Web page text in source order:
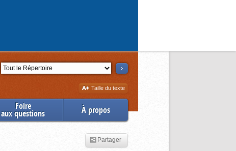
Section
Augmenter
la
Taille du texte
Foire
aux questions À propos
Partager